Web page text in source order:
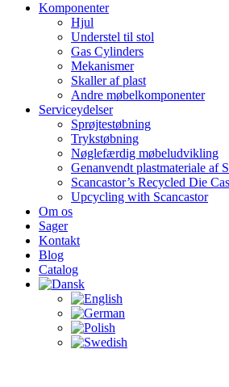
Komponenter
Hjul
Understel til stol
Gas Cylinders
Mekanismer
Skaller af plast
Andre møbelkomponenter
Serviceydelser
Sprøjtestøbning
Trykstøbning
Nøglefærdig møbeludvikling
Genanvendt plastmateriale af
Scancastor’s Recycled Die
Upcycling with Scancastor
Om os
Sager
Kontakt
Blog
Catalog